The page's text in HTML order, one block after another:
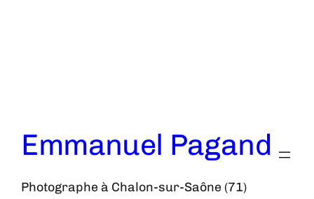
Emmanuel Pagand
Photographe à Chalon-sur-Saône (71)